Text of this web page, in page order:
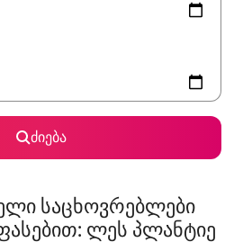
ძიება
საცხოვრებლები
ლეს პლანტიე